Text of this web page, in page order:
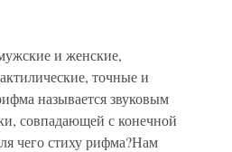
и женские,
точные и
называется звуковым
совпадающей с конечной
чего стиху рифма?Нам